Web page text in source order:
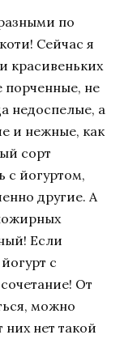
по
Сейчас я
красивеньких
порченные, не
недоспелые, а
и нежные, как
сорт
с йогуртом,
другие. А
Если
с
От
можно
них нет такой